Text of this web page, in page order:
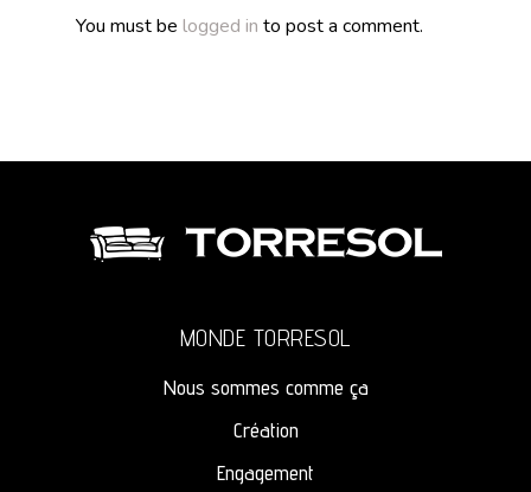
You must be logged in to post a comment.
MONDE TORRESOL
Nous sommes comme ça
Création
Engagement